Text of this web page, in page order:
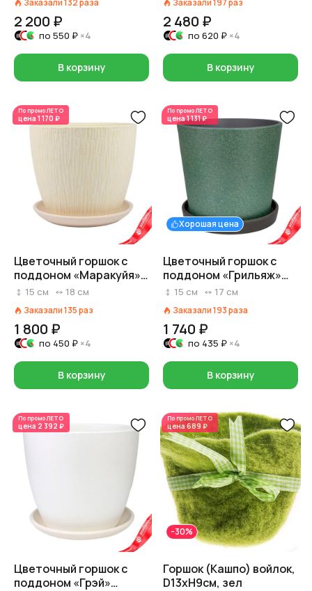
Заказали132раза
2 200 ₽
по 550 ₽ ×4
В корзину
Заказали197раз
2 480 ₽
по 620 ₽ ×4
В корзину
По промоЛЕТО
цена 1 170 ₽
Цветочный горшок с
поддоном «Маракуйя»
(бетон), D18xH15см,
15 см 18 см
Заказали135раз
1 800 ₽
по 450 ₽ ×4
В корзину
По промоЛЕТО
цена1 131 ₽
Хорошая цена
Цветочный горшок с
поддоном «Грильяж»
(бетон), D17xH15см,
15 см 17 см
Заказали193раза
1 740 ₽
по 435 ₽ ×4
В корзину
По промоЛЕТО
цена 2 392 ₽
Цветочный горшок с
поддоном «Грэй»
По промоЛЕТО
цена 689 ₽
-30%
Горшок (Кашпо) войлок,
D13xH9см, зел